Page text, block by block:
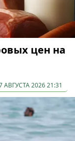
цен на
АВГУСТА 2026 21:31